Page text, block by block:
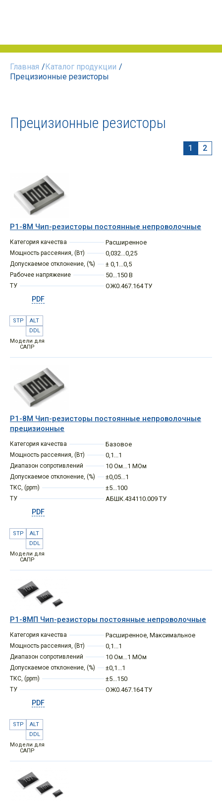
Главная /Каталог продукции /
Прецизионные резисторы
Прецизионные резисторы
1 2
Р1-8М Чип-резисторы постоянные непроволочные
Категория качества Расширенное
Мощность рассеяния, (Вт) 0,032...0,25
Допускаемое отклонение, (%) ± 0,1...0,5
Рабочее напряжение 50...150 В
ТУ ОЖ0.467.164 ТУ
PDF
STP
ALT
DDL
Модели для
САПР
Р1-8М Чип-резисторы постоянные непроволочные
прецизионные
Категория качества Базовое
Мощность рассеяния, (Вт) 0,1...1
Диапазон сопротивлений 10 Ом...1 МОм
Допускаемое отклонение, (%) ±0,05...1
ТКС, (ppm) ±5...100
ТУ АБШК.434110.009 ТУ
PDF
STP
ALT
DDL
Модели для
САПР
Р1-8МП Чип-резисторы постоянные непроволочные
Категория качества Расширенное Максимальное
Мощность рассеяния, (Вт) 0,1...1
Диапазон сопротивлений 10 Ом...1 МОм
Допускаемое отклонение, (%) ±0,1...1
ТКС, (ppm) ±5...150
ТУ ОЖ0.467.164 ТУ
PDF
STP
ALT
DDL
Модели для
САПР